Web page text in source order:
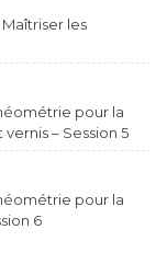
les
pour la
– Session 5
pour la
6